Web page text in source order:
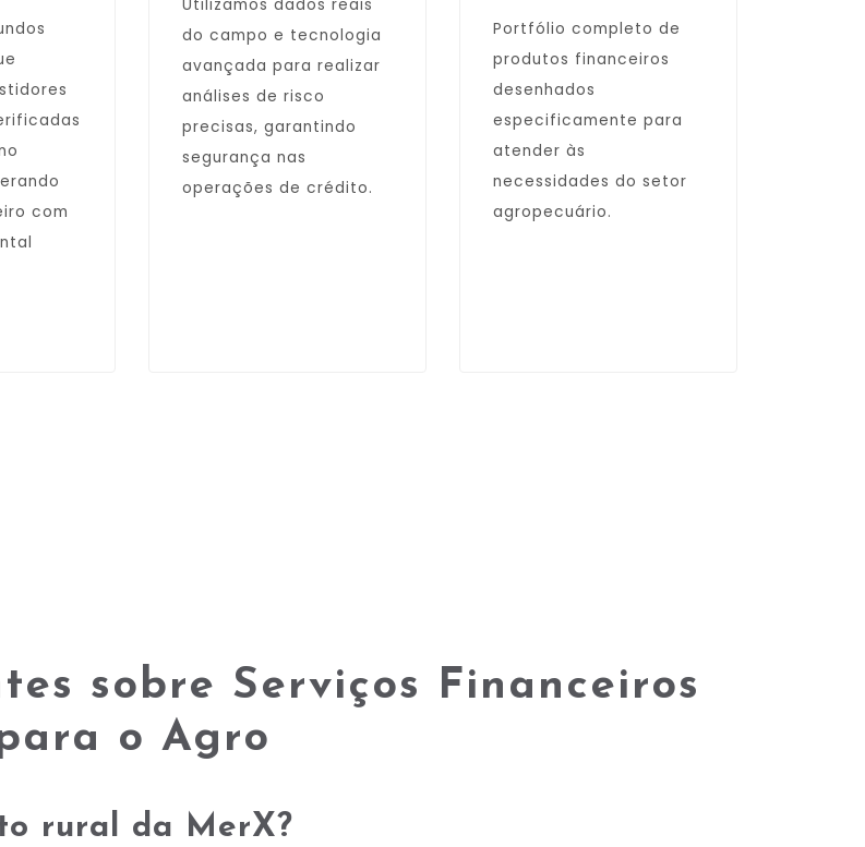
com
Utilizamos dados reais
do campo e tecnologia
avançada para realizar
análises de risco
precisas, garantindo
segurança nas
operações de crédito.
Portfólio completo de
produtos financeiros
desenhados
especificamente para
atender às
necessidades do setor
agropecuário.
sobre Serviços Financeiros
o Agro
rural da MerX?